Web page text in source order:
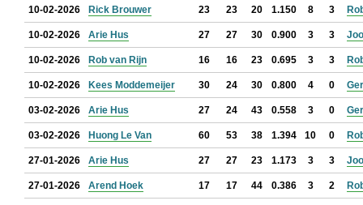
10-02-2026 Rick Brouwer 23 23 20 1.150 8 3
10-02-2026 Arie Hus 27 27 30 0.900 3 3
10-02-2026 Rob van Rijn 16 16 23 0.695 3 3
10-02-2026 Kees Moddemeijer 30 24 30 0.800 4 0
03-02-2026 Arie Hus 27 24 43 0.558 3 0
03-02-2026 Huong Le Van 60 53 38 1.394 10 0
27-01-2026 Arie Hus 27 27 23 1.173 3 3
27-01-2026 Arend Hoek 17 17 44 0.386 3 2